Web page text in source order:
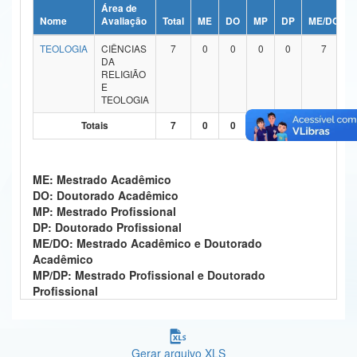
Ministério da Ciência, Tecnologia, Inovações e Comunicações
Ministério do Meio Ambiente
Ministério do Desenvolvimento Regional
Ministério da Mulher, da Família e dos Direitos Humanos
Secretaria-Geral
Secretaria de Governo
Gabinete de Segurança Institucional
Nome
Área de
Avaliação
Total ME DO MP DP ME/DO
TEOLOGIA
CIÊNCIAS
DA
RELIGIÃO
E
TEOLOGIA
7 0 0 0 0 7
Totais 7 0 0 0 0 7
ME: Mestrado Acadêmico
DO: Doutorado Acadêmico
MP: Mestrado Profissional
DP: Doutorado Profissional
ME/DO: Mestrado Acadêmico e Doutorado
Acadêmico
MP/DP: Mestrado Profissional e Doutorado
Profissional
Gerar arquivo XLS